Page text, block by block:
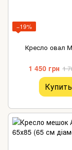
−19%
Кресло овал
1 450 грн 1
Купить